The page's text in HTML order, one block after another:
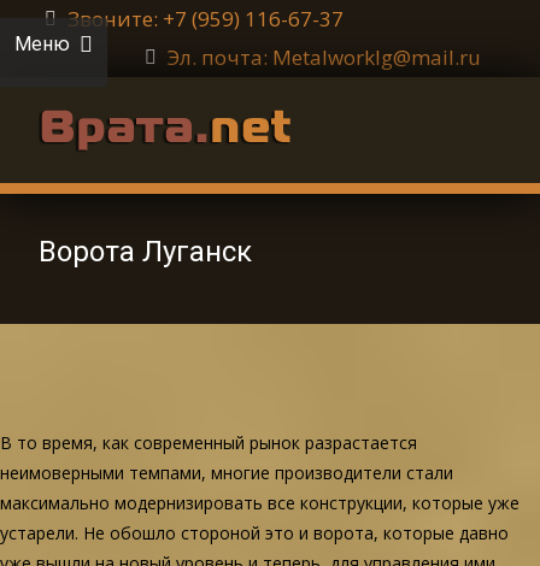
Звоните: +7 (959) 116-67-37
Эл. почта: Metalworklg@mail.ru
Меню
Ворота Луганск
В то время, как современный рынок разрастается
неимоверными темпами, многие производители стали
максимально модернизировать все конструкции, которые уже
устарели. Не обошло стороной это и ворота, которые давно